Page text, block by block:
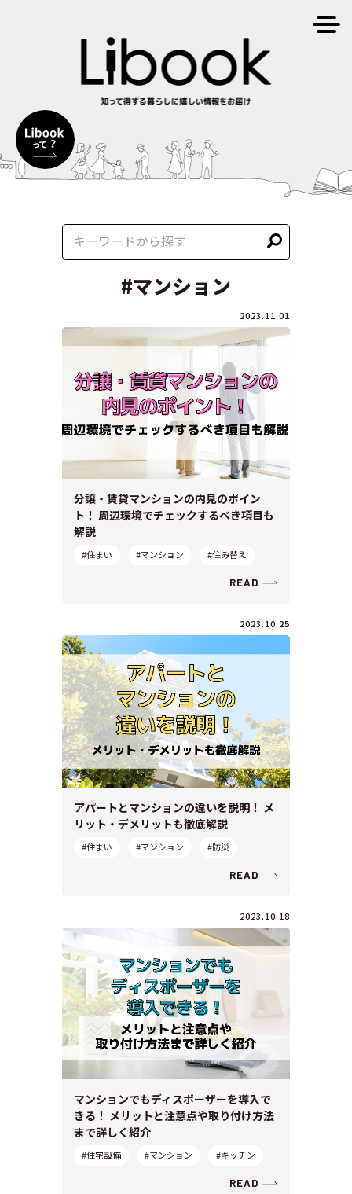
#マンション
2023.11.01
分譲・賃貸マンションの内見のポイン
ト！ 周辺環境でチェックするべき項目も
解説
#住まい #マンション #住み替え
READ
2023.10.25
アパートとマンションの違いを説明！ メ
リット・デメリットも徹底解説
#住まい #マンション #防災
READ
2023.10.18
マンションでもディスポーザーを導入で
きる！ メリットと注意点や取り付け方法
まで詳しく紹介
#住宅設備 #マンション #キッチン
READ